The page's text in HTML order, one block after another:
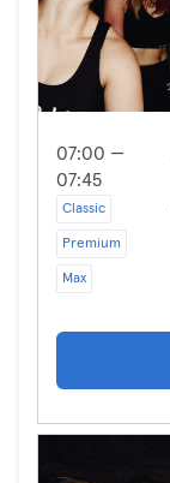
07:00 —
07:45
Classic
Premium
Max